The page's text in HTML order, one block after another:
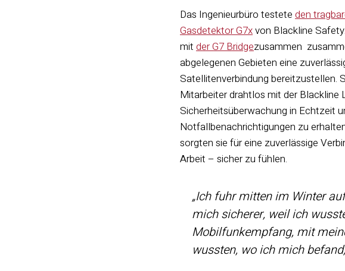
Das Ingenieurbüro testete den
Gasdetektor G7xvon Blackline
mit der G7 Bridgezusammen
abgelegenen Gebieten eine
Satellitenverbindung bereitzustellen.
Mitarbeiter drahtlos mit der Blackline
Sicherheitsüberwachung in Echtzeit
Notfallbenachrichtigungen zu
sorgten sie für eine zuverlässige
Arbeit – sicher zu fühlen.
„Ich fuhr mitten im Winter
mich sicherer, weil ich
Mobilfunkempfang, mit
wussten, wo ich mich